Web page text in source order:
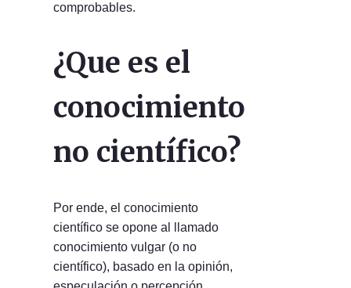
comprobables.
¿Que es el
conocimiento
no científico?
Por ende, el conocimiento
científico se opone al llamado
conocimiento vulgar (o no
científico), basado en la opinión,